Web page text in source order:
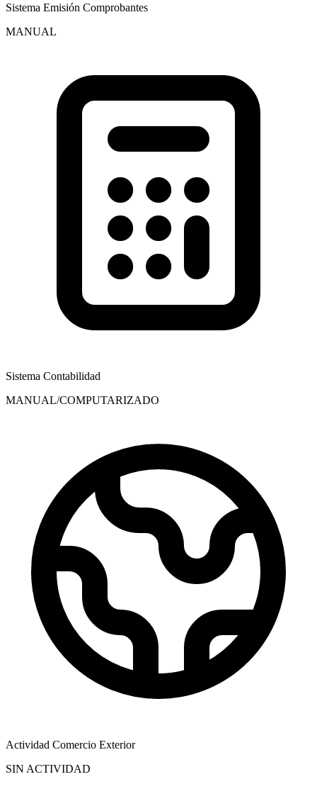
Sistema Emisión Comprobantes
MANUAL
Sistema Contabilidad
MANUAL/COMPUTARIZADO
Actividad Comercio Exterior
SIN ACTIVIDAD